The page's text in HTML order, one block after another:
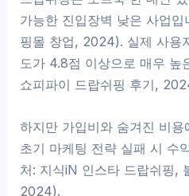
가능한 진입장벽 낮은 사업
핑몰 창업, 2024). 실제 사용
도가 4.8점 이상으로 매우 높
쇼피파이 드랍쉬핑 후기,
하지만 가입비와 숨겨진 비
초기 마케팅 전략 실패 시 수
처: 지식iN 인스타 드랍쉬핑,
2024).